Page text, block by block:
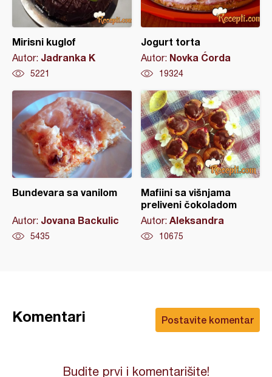
Mirisni kuglof
Autor: Jadranka K
5221
Jogurt torta
Autor: Novka Ćorda
19324
Bundevara sa vanilom
Autor: Jovana Backulic
5435
Mafiini sa višnjama
preliveni čokoladom
Autor: Aleksandra
10675
Postavite komentar
Komentari
Budite prvi i komentarišite!